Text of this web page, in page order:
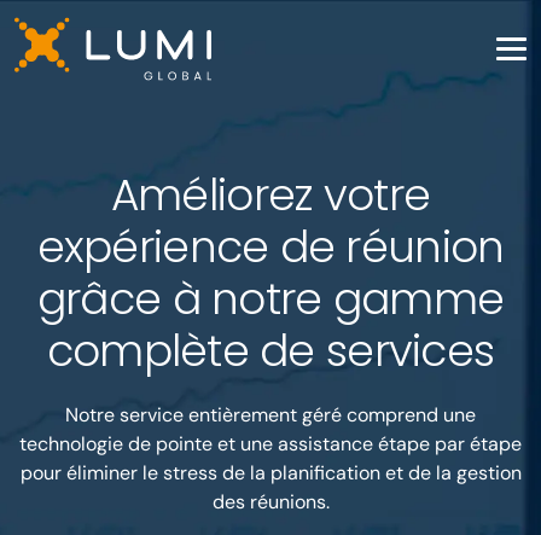
Améliorez votre
expérience de réunion
grâce à notre gamme
complète de services
Notre service entièrement géré comprend une
technologie de pointe et une assistance étape par étape
pour éliminer le stress de la planification et de la gestion
des réunions.